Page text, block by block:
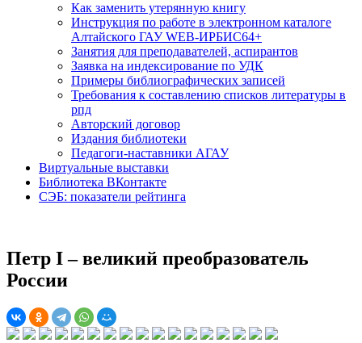
Как заменить утерянную книгу
Инструкция по работе в электронном каталоге
Алтайского ГАУ WEB-ИРБИС64+
Занятия для преподавателей, аспирантов
Заявка на индексирование по УДК
Примеры библиографических записей
Требования к составлению списков литературы в
рпд
Авторский договор
Издания библиотеки
Педагоги-наставники АГАУ
Виртуальные выставки
Библиотека ВКонтакте
СЭБ: показатели рейтинга
Петр I – великий преобразователь
России